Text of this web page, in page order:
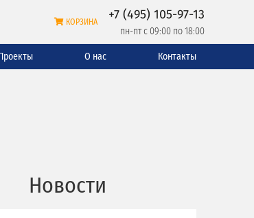
КОРЗИНА +7 (495) 105-97-13
пн-пт с 09:00 по 18:00
О нас Контакты
Новости